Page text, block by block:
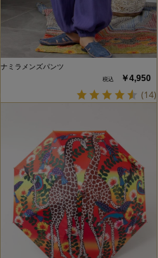
ナミラメンズパンツ
￥4,950
(14)